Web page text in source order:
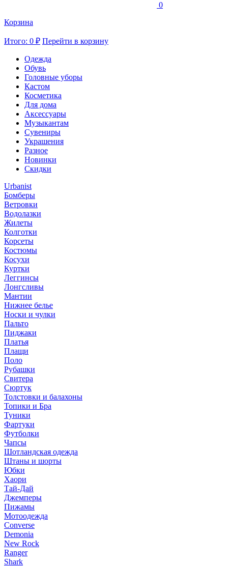
0
Корзина
Итого: 0 ₽ Перейти в корзину
Одежда
Обувь
Головные уборы
Кастом
Косметика
Для дома
Аксессуары
Музыкантам
Сувениры
Украшения
Разное
Новинки
Скидки
Urbanist
Бомберы
Ветровки
Водолазки
Жилеты
Колготки
Корсеты
Костюмы
Косухи
Куртки
Леггинсы
Лонгсливы
Мантии
Нижнее белье
Носки и чулки
Пальто
Пиджаки
Платья
Плащи
Поло
Рубашки
Свитера
Сюртук
Толстовки и балахоны
Топики и Бра
Туники
Фартуки
Футболки
Чапсы
Шотландская одежда
Штаны и шорты
Юбки
Хаори
Тай-Дай
Джемперы
Пижамы
Мотоодежда
Converse
Demonia
New Rock
Ranger
Shark